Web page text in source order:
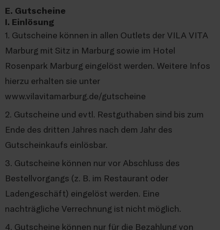
E. Gutscheine
I. Einlösung
1. Gutscheine können in allen Outlets der VILA VITA
Marburg mit Sitz in Marburg sowie im Hotel
Rosenpark Marburg eingelöst werden. Weitere Infos
hierzu erhalten sie unter
www.vilavitamarburg.de/gutscheine
2. Gutscheine und evtl. Restguthaben sind bis zum
Ende des dritten Jahres nach dem Jahr des
Gutscheinkaufs einlösbar.
3. Gutscheine können nur vor Abschluss des
Bestellvorgangs (z. B. im Restaurant oder
Ladengeschäft) eingelöst werden. Eine
nachträgliche Verrechnung ist nicht möglich.
4. Gutscheine können nur für die Bezahlung von